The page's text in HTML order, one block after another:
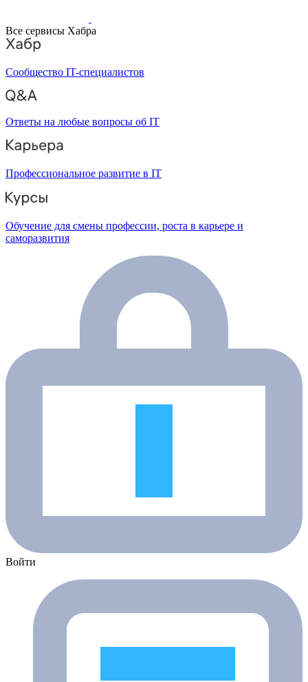
Все сервисы Хабра
Сообщество IT-специалистов
Ответы на любые вопросы об IT
Профессиональное развитие в IT
Обучение для смены профессии, роста в карьере и
саморазвития
Войти